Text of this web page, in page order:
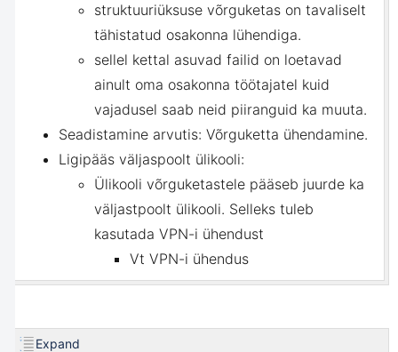
struktuuriüksuse võrguketas on tavaliselt
tähistatud osakonna lühendiga.
sellel kettal asuvad failid on loetavad
ainult oma osakonna töötajatel kuid
vajadusel saab neid piiranguid ka muuta.
Seadistamine arvutis: Võrguketta ühendamine.
Ligipääs väljaspoolt ülikooli:
Ülikooli võrguketastele pääseb juurde ka
väljastpoolt ülikooli. Selleks tuleb
kasutada VPN-i ühendust
Vt VPN-i ühendus
Expand